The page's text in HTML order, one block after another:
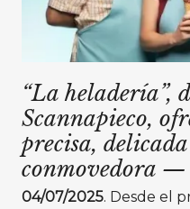
“La heladería”,
Scannapieco,
precisa,
conmovedora —
04/07/2025. Desde el